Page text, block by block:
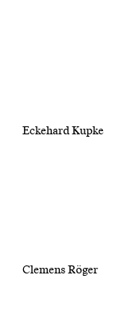
Eckehard Kupke
Clemens Röger